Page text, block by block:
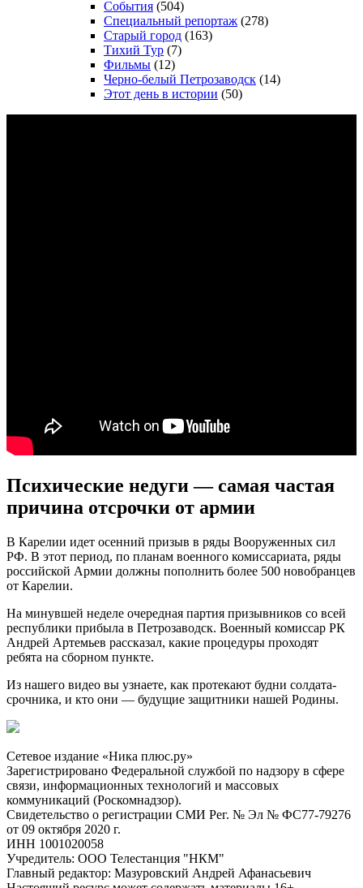
События (504)
Специальный репортаж (278)
Старый город (163)
Тихий Тур (7)
Фильмы (12)
Черно-белый Петрозаводск (14)
Этот день в истории (50)
Психические недуги — самая частая
причина отсрочки от армии
В Карелии идет осенний призыв в ряды Вооруженных сил
РФ. В этот период, по планам военного комиссариата, ряды
российской Армии должны пополнить более 500 новобранцев
от Карелии.
На минувшей неделе очередная партия призывников со всей
республики прибыла в Петрозаводск. Военный комиссар РК
Андрей Артемьев рассказал, какие процедуры проходят
ребята на сборном пункте.
Из нашего видео вы узнаете, как протекают будни солдата-
срочника, и кто они — будущие защитники нашей Родины.
Сетевое издание «Ника плюс.ру»
Зарегистрировано Федеральной службой по надзору в сфере
связи, информационных технологий и массовых
коммуникаций (Роскомнадзор).
Свидетельство о регистрации СМИ Рег. № Эл № ФС77-79276
от 09 октября 2020 г.
ИНН 1001020058
Учредитель: ООО Телестанция "НКМ"
Главный редактор: Мазуровский Андрей Афанасьевич